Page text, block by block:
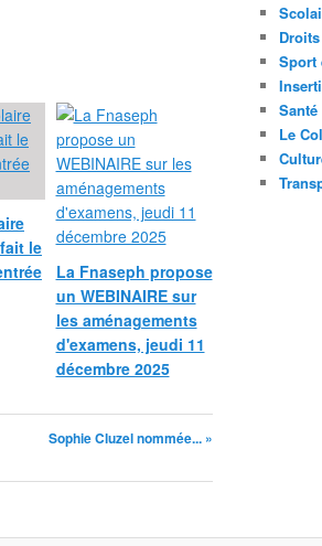
le
La Fnaseph propose
un WEBINAIRE sur
les aménagements
d'examens, jeudi 11
décembre 2025
Sophie Cluzel nommée... »
Sport
Santé
Le